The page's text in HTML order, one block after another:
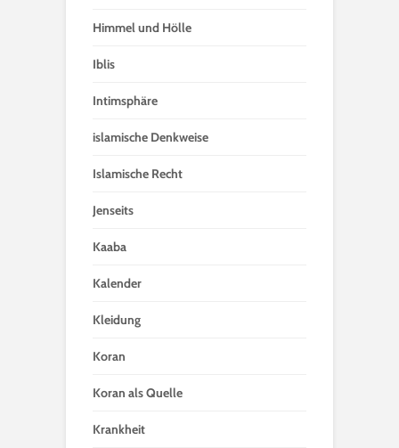
Himmel und Hölle
Iblis
Intimsphäre
islamische Denkweise
Islamische Recht
Jenseits
Kaaba
Kalender
Kleidung
Koran
Koran als Quelle
Krankheit